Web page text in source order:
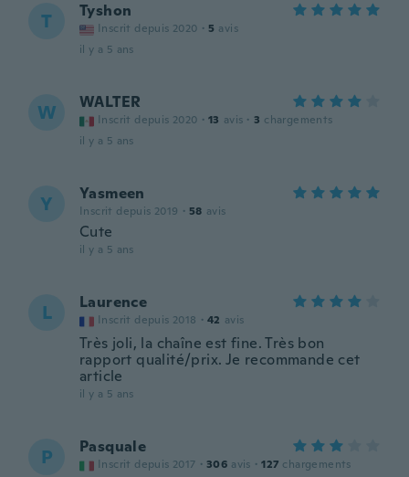
T Tyshon
Inscrit depuis 2020 · 5 avis
il y a 5 ans
W WALTER
Inscrit depuis 2020 · 13 avis · 3 chargements
il y a 5 ans
Y Yasmeen
Inscrit depuis 2019 · 58 avis
Cute
il y a 5 ans
L Laurence
Inscrit depuis 2018 · 42 avis
Très joli, la chaîne est fine. Très bon
rapport qualité/prix. Je recommande cet
article
il y a 5 ans
P Pasquale
Inscrit depuis 2017 · 306 avis · 127 chargements